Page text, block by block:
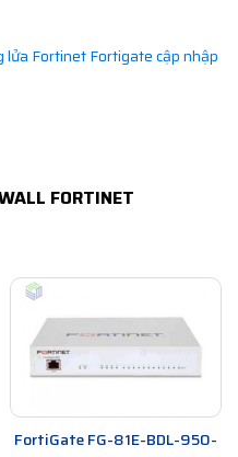
lửa Fortinet Fortigate cập nhập
FORTINET
FortiGate FG-81E-BDL-950-